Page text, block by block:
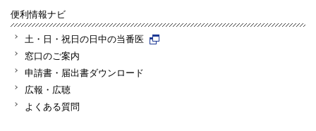
便利情報ナビ
土・日・祝日の日中の当番医
窓口のご案内
申請書・届出書ダウンロード
広報・広聴
よくある質問